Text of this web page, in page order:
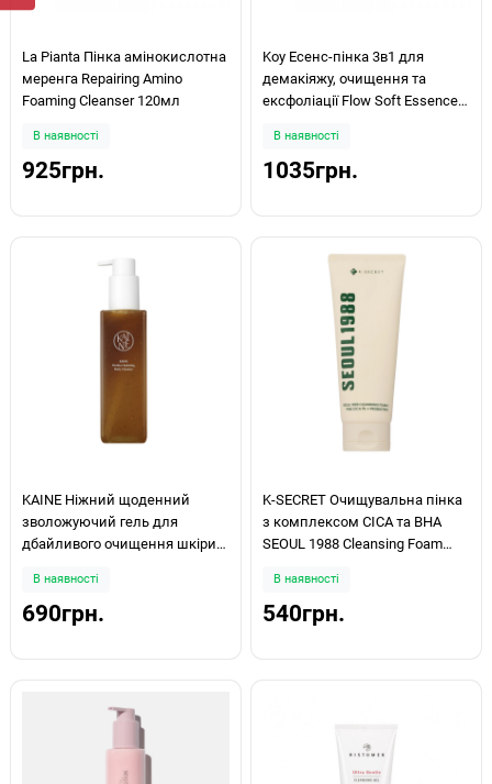
La Pianta Пінка амінокислотна
меренга Repairing Amino
Foaming Cleanser 120мл
В наявності
925грн.
Koy Есенс-пінка 3в1 для
демакіяжу, очищення та
ексфоліації Flow Soft Essence
В наявності
1035грн.
KAINE Ніжний щоденний
зволожуючий гель для
дбайливого очищення шкіри
Hydrating Daily Cleanser 155г
В наявності
690грн.
K-SECRET Очищувальна пінка
з комплексом CICA та BHA
SEOUL 1988 Cleansing Foam
В наявності
540грн.